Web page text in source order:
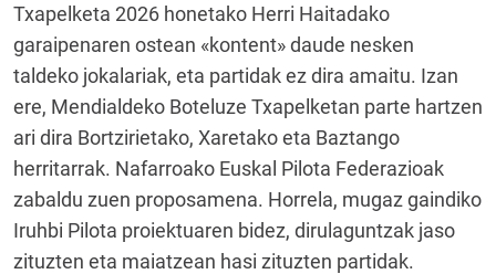
Txapelketa 2026 honetako Herri Haitadako
garaipenaren ostean «kontent» daude nesken
taldeko jokalariak, eta partidak ez dira amaitu. Izan
ere, Mendialdeko Boteluze Txapelketan parte hartzen
ari dira Bortzirietako, Xaretako eta Baztango
herritarrak. Nafarroako Euskal Pilota Federazioak
zabaldu zuen proposamena. Horrela, mugaz gaindiko
Iruhbi Pilota proiektuaren bidez, dirulaguntzak jaso
zituzten eta maiatzean hasi zituzten partidak.